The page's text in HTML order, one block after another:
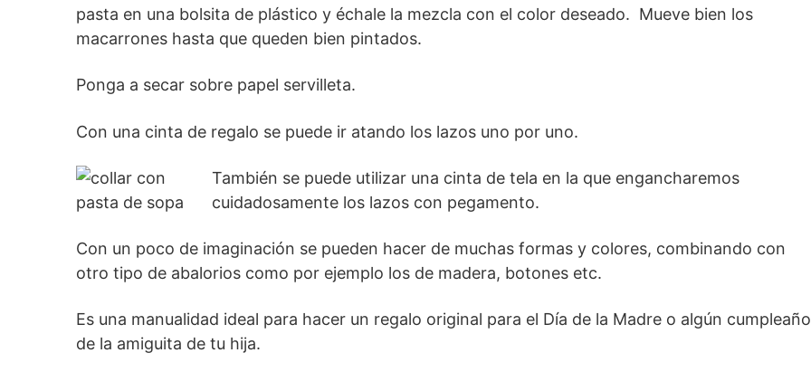
pasta en una bolsita de plástico y échale la mezcla con el color deseado. Mueve bien los
macarrones hasta que queden bien pintados.
Ponga a secar sobre papel servilleta.
Con una cinta de regalo se puede ir atando los lazos uno por uno.
También se puede utilizar una cinta de tela en la que engancharemos
cuidadosamente los lazos con pegamento.
Con un poco de imaginación se pueden hacer de muchas formas y colores, combinando con
otro tipo de abalorios como por ejemplo los de madera, botones etc.
Es una manualidad ideal para hacer un regalo original para el Día de la Madre o algún
de la amiguita de tu hija.